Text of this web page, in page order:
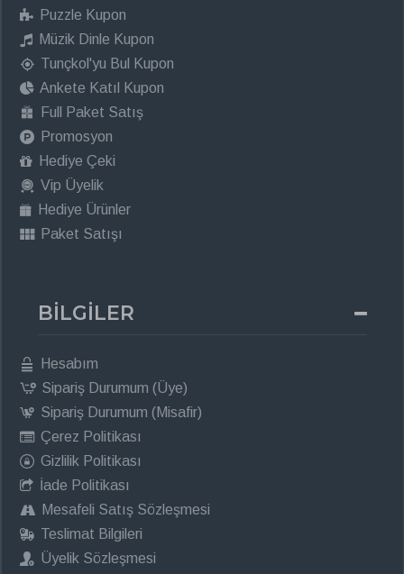
Puzzle Kupon
Müzik Dinle Kupon
Tunçkol'yu Bul Kupon
Ankete Katıl Kupon
Full Paket Satış
Promosyon
Hediye Çeki
Vip Üyelik
Hediye Ürünler
Paket Satışı
BİLGİLER
Hesabım
Sipariş Durumum (Üye)
Sipariş Durumum (Misafir)
Çerez Politikası
Gizlilik Politikası
İade Politikası
Mesafeli Satış Sözleşmesi
Teslimat Bilgileri
Üyelik Sözleşmesi